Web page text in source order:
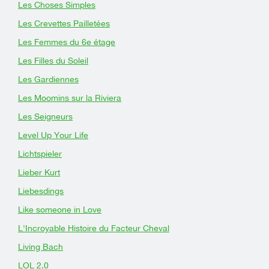
Les Choses Simples
Les Crevettes Pailletées
Les Femmes du 6e étage
Les Filles du Soleil
Les Gardiennes
Les Moomins sur la Riviera
Les Seigneurs
Level Up Your Life
Lichtspieler
Lieber Kurt
Liebesdings
Like someone in Love
L'Incroyable Histoire du Facteur Cheval
Living Bach
LOL 2.0